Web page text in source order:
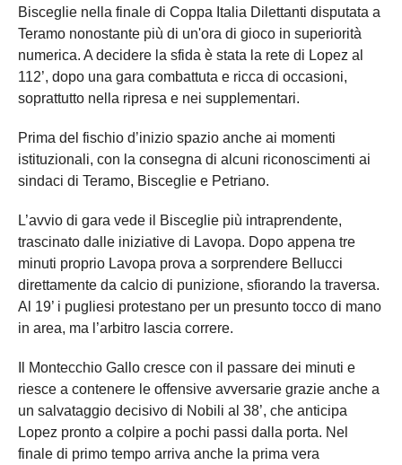
Bisceglie nella finale di Coppa Italia Dilettanti disputata a
Teramo nonostante più di un'ora di gioco in superiorità
numerica. A decidere la sfida è stata la rete di Lopez al
112’, dopo una gara combattuta e ricca di occasioni,
soprattutto nella ripresa e nei supplementari.
Prima del fischio d’inizio spazio anche ai momenti
istituzionali, con la consegna di alcuni riconoscimenti ai
sindaci di Teramo, Bisceglie e Petriano.
L’avvio di gara vede il Bisceglie più intraprendente,
trascinato dalle iniziative di Lavopa. Dopo appena tre
minuti proprio Lavopa prova a sorprendere Bellucci
direttamente da calcio di punizione, sfiorando la traversa.
Al 19’ i pugliesi protestano per un presunto tocco di mano
in area, ma l’arbitro lascia correre.
Il Montecchio Gallo cresce con il passare dei minuti e
riesce a contenere le offensive avversarie grazie anche a
un salvataggio decisivo di Nobili al 38’, che anticipa
Lopez pronto a colpire a pochi passi dalla porta. Nel
finale di primo tempo arriva anche la prima vera